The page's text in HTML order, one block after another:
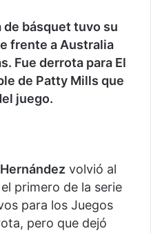
básquet tuvo su
frente a Australia
Fue derrota para El
de Patty Mills que
juego.
volvió al
primero de la serie
para los Juegos
pero que dejó